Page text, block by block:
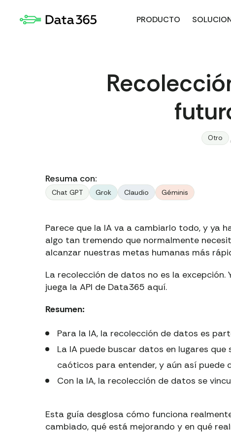
PRODUCTO
Otro
Resuma con:
Chat GPT Grok Claudio Géminis
Parece que la IA va a cambiarlo todo, y ya
algo tan tremendo que normalmente
alcanzar nuestras metas humanas más
La recolección de datos no es la
juega la API de Data365 aquí.
Resumen:
Para la IA, la recolección de datos es
La IA puede buscar datos en lugares
caóticos para entender, y aún así puede
Con la IA, la recolección de datos se
Esta guía desglosa cómo funciona
cambiado, qué está mejorando y en qué